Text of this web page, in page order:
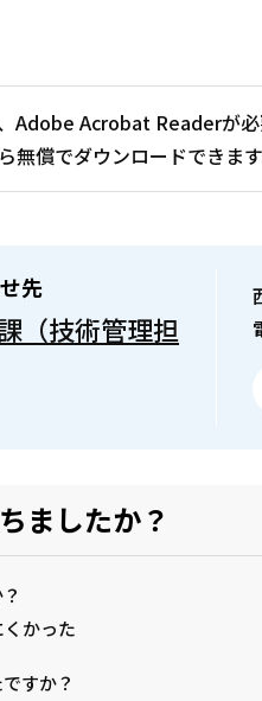
Adobe Acrobat Readerが必
償でダウンロードできます
先
（技術管理担
ましたか？
かった
すか？